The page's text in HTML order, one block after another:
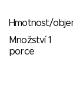
Hmotnost/
Množství 1
porce